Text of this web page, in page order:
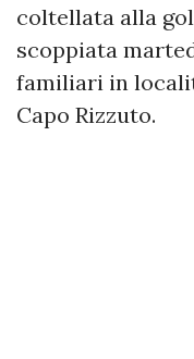
coltellata alla
scoppiata
familiari in
Capo Rizzuto.